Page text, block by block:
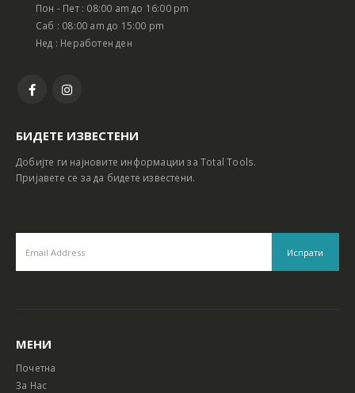
Батериски сет Ротирачки Чекан и Бормашина 20V
Пон - Пет : 08:00 am до 16:00 pm
Саб : 08:00 am до 15:00 pm
Нед : Неработен ден
БИДЕТЕ ИЗВЕСТЕНИ
Добијте ги најновите информации за Total Tools.
Пријавете се за да бидете известени.
МЕНИ
Почетна
За Нас